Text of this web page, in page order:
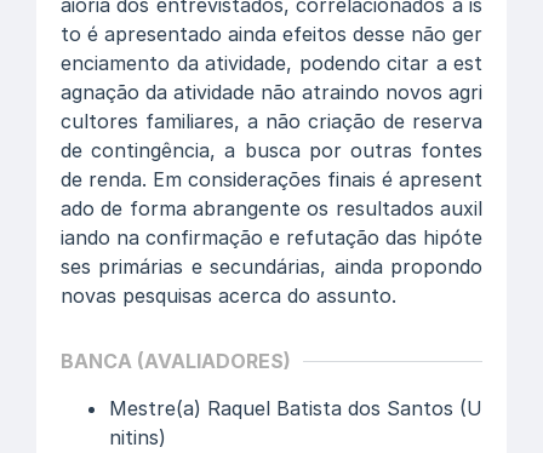
aioria dos entrevistados, correlacionados a is
to é apresentado ainda efeitos desse não ger
enciamento da atividade, podendo citar a est
agnação da atividade não atraindo novos agri
cultores familiares, a não criação de reserva
de contingência, a busca por outras fontes
de renda. Em considerações finais é apresent
ado de forma abrangente os resultados auxil
iando na confirmação e refutação das hipóte
ses primárias e secundárias, ainda propondo
novas pesquisas acerca do assunto.
BANCA (AVALIADORES)
Mestre(a) Raquel Batista dos Santos (U
nitins)